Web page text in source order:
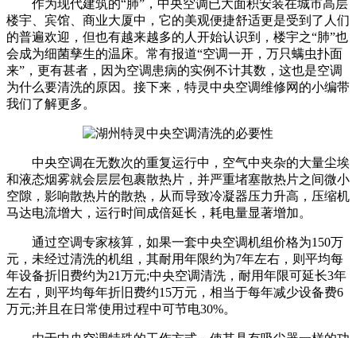
作为现代建筑的“肺”，中央空调已大面积安装在城市高层
楼宇、宾馆、商业大厦中，它的美观便捷舒适更是受到了人们
的普遍欢迎，但也有越来越多的人开始认识到，楼宇之“肺”也
会成为细菌孳生的温床。常有报道“空调一开，万只螨虫扑面
来”，更有甚者，因为空调患病的实例不计其数，这也是空调
为什么要清洗的原因。接下来，特灵中央空调维修网的小编带
我们了解更多。
中央空调在无数次的重复运行中，空气中夹杂的大量尘埃
和液态烟雾就会层层包裹散热片，并严重堵塞散热片之间微小
空隙，影响散热片的散热，从而导致冷凝器压力升高，压缩机
马达电流增大，运行时间成倍延长，耗电量显著增加。
通过空调专家核算，如果一套中央空调机组价格为150万
元，未经过清洗的机组，其耐用年限约为7年左右，则平均每
年设备折旧费约为21万元;中央空调清洗，耐用年限可延长3年
左右，则平均每年折旧费约15万元，相当于每年减少设备费6
万元;并且在日常使用过程中可节电30%。